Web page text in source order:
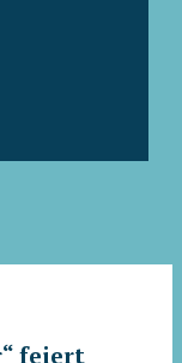
feiert